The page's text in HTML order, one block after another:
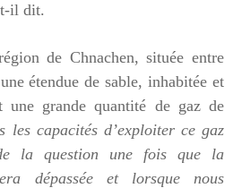
il dit.
de Chnachen, située entre
étendue de sable, inhabitée et
une grande quantité de gaz de
les capacités d’exploiter ce gaz
la question une fois que la
dépassée et lorsque nous